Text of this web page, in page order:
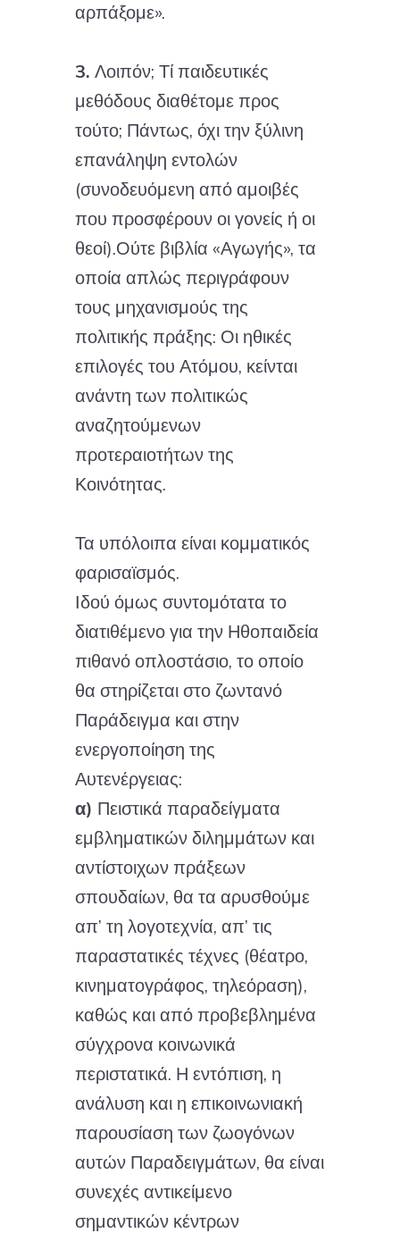
αρπάξομε».
3. Λοιπόν; Τί παιδευτικές
μεθόδους διαθέτομε προς
τούτο; Πάντως, όχι την ξύλινη
επανάληψη εντολών
(συνοδευόμενη από αμοιβές
που προσφέρουν οι γονείς ή οι
θεοί).Ούτε βιβλία «Αγωγής», τα
οποία απλώς περιγράφουν
τους μηχανισμούς της
πολιτικής πράξης: Οι ηθικές
επιλογές του Ατόμου, κείνται
ανάντη των πολιτικώς
αναζητούμενων
προτεραιοτήτων της
Κοινότητας.
Τα υπόλοιπα είναι κομματικός
φαρισαϊσμός.
Ιδού όμως συντομότατα το
διατιθέμενο για την Ηθοπαιδεία
πιθανό οπλοστάσιο, το οποίο
θα στηρίζεται στο ζωντανό
Παράδειγμα και στην
ενεργοποίηση της
Αυτενέργειας:
α) Πειστικά παραδείγματα
εμβληματικών διλημμάτων και
αντίστοιχων πράξεων
σπουδαίων, θα τα αρυσθούμε
απ’ τη λογοτεχνία, απ’ τις
παραστατικές τέχνες (θέατρο,
κινηματογράφος, τηλεόραση),
καθώς και από προβεβλημένα
σύγχρονα κοινωνικά
περιστατικά. Η εντόπιση, η
ανάλυση και η επικοινωνιακή
παρουσίαση των ζωογόνων
αυτών Παραδειγμάτων, θα είναι
συνεχές αντικείμενο
σημαντικών κέντρων